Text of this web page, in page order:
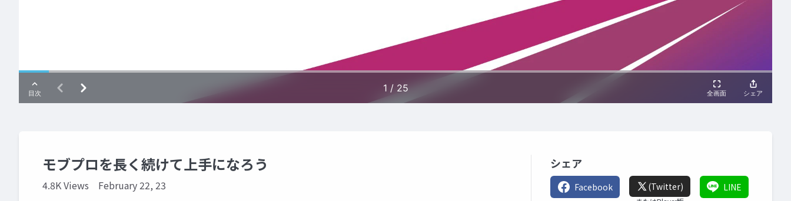
モブプロを長く続けて上手になろう
4.8K Views February 22, 23
シェア
Facebook (Twitter) LINE